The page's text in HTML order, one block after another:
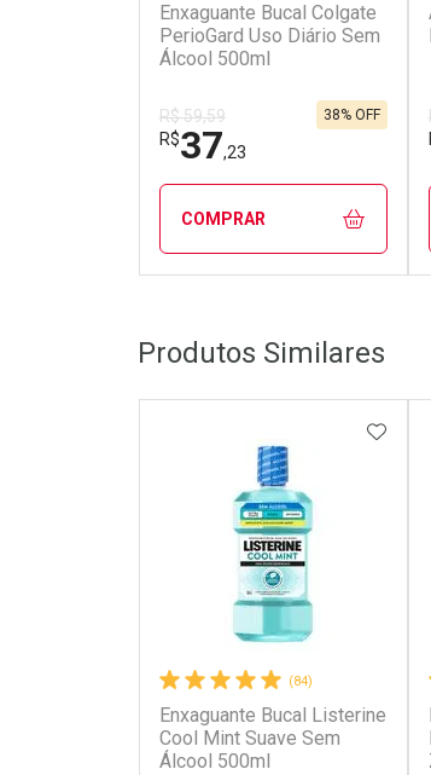
Enxaguante Bucal Colgate
PerioGard Uso Diário Sem
Álcool 500ml
R$ 59,59
R$37,23
38% OFF
COMPRAR
Laboratório
Ativar Desconto
Por Menos
Produtos Similares
(84)
Enxaguante Bucal Listerine
Cool Mint Suave Sem
Álcool 500ml